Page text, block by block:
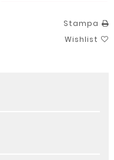
Stampa
Wishlist